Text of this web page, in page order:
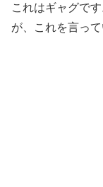
これはギャグで
が、これを言っ